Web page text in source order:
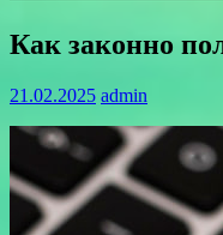
Как законно
21.02.2025 admin